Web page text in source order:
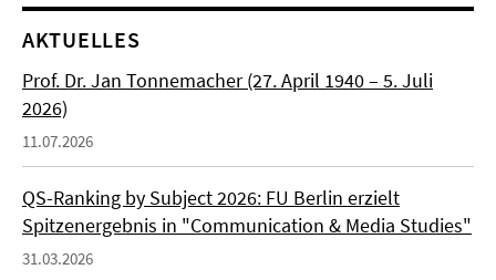
AKTUELLES
Prof. Dr. Jan Tonnemacher (27. April 1940 – 5. Juli
2026)
11.07.2026
QS-Ranking by Subject 2026: FU Berlin erzielt
Spitzenergebnis in "Communication & Media Studies"
31.03.2026